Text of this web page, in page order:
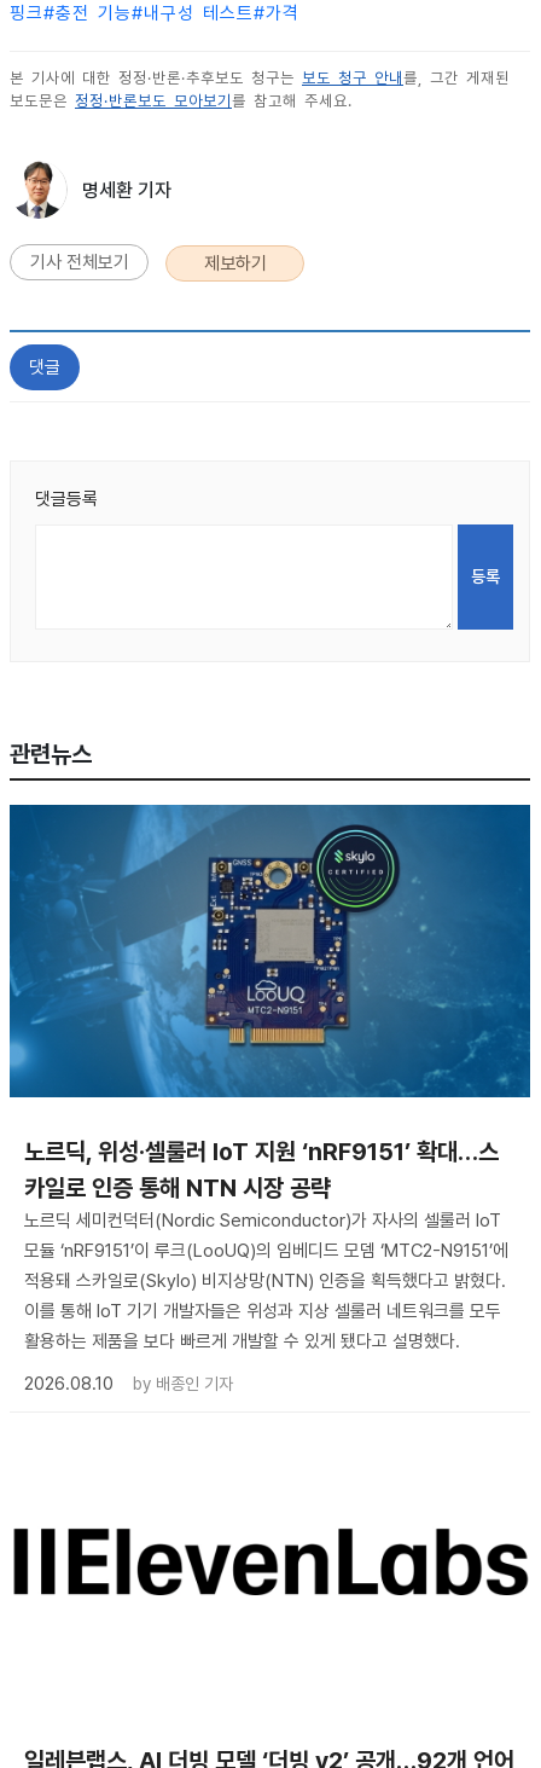
핑크#충전 기능#내구성 테스트#가격
본 기사에 대한 정정·반론·추후보도 청구는 보도 청구 안내 를, 그간 게재된
보도문은 정정·반론보도 모아보기 를 참고해 주세요.
명세환 기자
기사 전체보기 제보하기
댓글
댓글등록
관련뉴스
노르딕, 위성·셀룰러 IoT 지원 ‘nRF9151’ 확대…스
카일로 인증 통해 NTN 시장 공략
노르딕 세미컨덕터(Nordic Semiconductor)가 자사의 셀룰러 IoT
모듈 ‘nRF9151’이 루크(LooUQ)의 임베디드 모뎀 ‘MTC2-N9151’에
적용돼 스카일로(Skylo) 비지상망(NTN) 인증을 획득했다고 밝혔다.
이를 통해 IoT 기기 개발자들은 위성과 지상 셀룰러 네트워크를 모두
활용하는 제품을 보다 빠르게 개발할 수 있게 됐다고 설명했다.
2026.08.10
by 배종인 기자
일레븐랩스, AI 더빙 모델 ‘더빙 v2’ 공개…92개 언어